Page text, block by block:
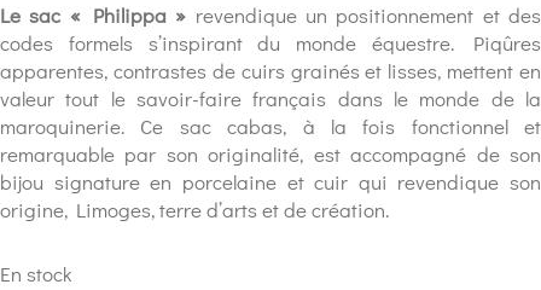
Le sac « Philippa » revendique un positionnement et des
codes formels s’inspirant du monde équestre. Piqûres
apparentes, contrastes de cuirs grainés et lisses, mettent en
valeur tout le savoir-faire français dans le monde de la
maroquinerie. Ce sac cabas, à la fois fonctionnel et
remarquable par son originalité, est accompagné de son
bijou signature en porcelaine et cuir qui revendique son
origine, Limoges, terre d’arts et de création.
En stock